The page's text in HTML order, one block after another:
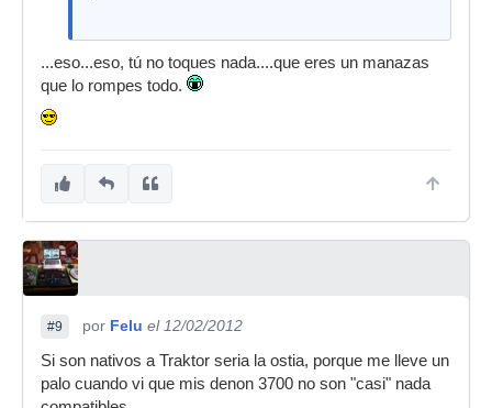
...eso...eso, tú no toques nada....que eres un manazas
que lo rompes todo.
#9 por Felu el 12/02/2012
Si son nativos a Traktor seria la ostia, porque me lleve un
palo cuando vi que mis denon 3700 no son "casi" nada